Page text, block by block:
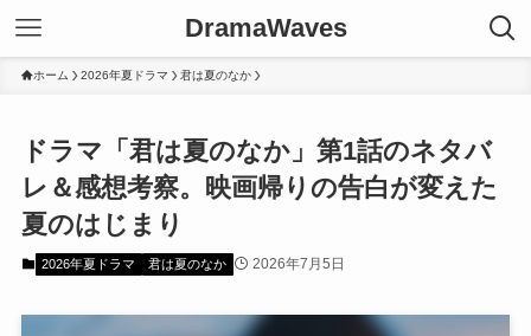
DramaWaves
ホーム 2026年夏ドラマ 君は夏のなか
ドラマ「君は夏のなか」第1話のネタバ
レ＆感想考察。映画帰りの告白が変えた
夏のはじまり
2026年夏ドラマ 君は夏のなか 2026年7月5日